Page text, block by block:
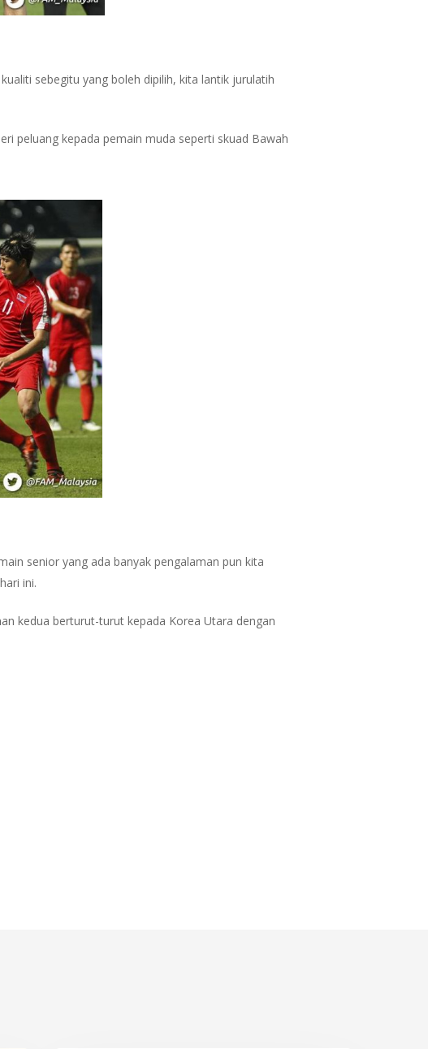
sebegitu yang boleh dipilih, kita lantik jurulatih
peluang kepada pemain muda seperti skuad Bawah
senior yang ada banyak pengalaman pun kita
ini.
kedua berturut-turut kepada Korea Utara dengan